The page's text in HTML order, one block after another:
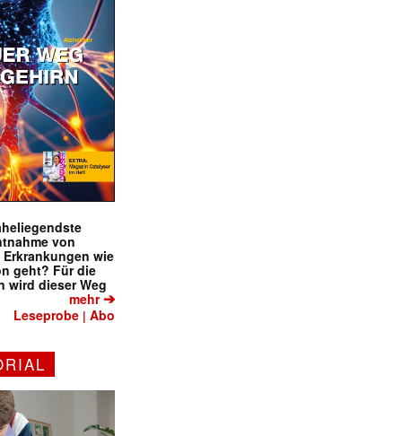
von
wie
geht? Für die
wird dieser Weg
mehr➔
Leseprobe |Abo